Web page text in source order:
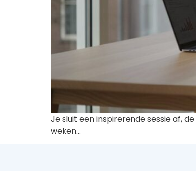
Je sluit een inspirerende sessie af,
weken…